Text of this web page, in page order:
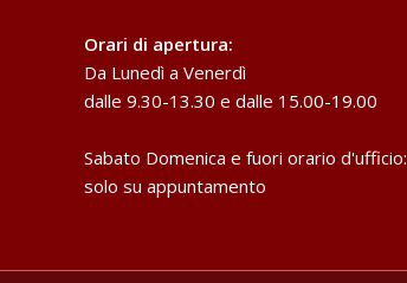
Orari di apertura:
Da Lunedì a Venerdì
dalle 9.30-13.30 e dalle 15.00-19.00
Sabato Domenica e fuori orario d'ufficio:
solo su appuntamento